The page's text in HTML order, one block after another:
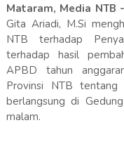
Mataram, Media NTB -
Gita Ariadi, M.Si
NTB terhadap
terhadap hasil
APBD tahun
Provinsi NTB
berlangsung di
malam.